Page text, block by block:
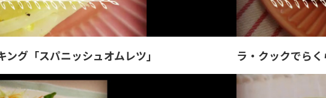
グ「スパニッシュオムレツ」 ラ・クックでら